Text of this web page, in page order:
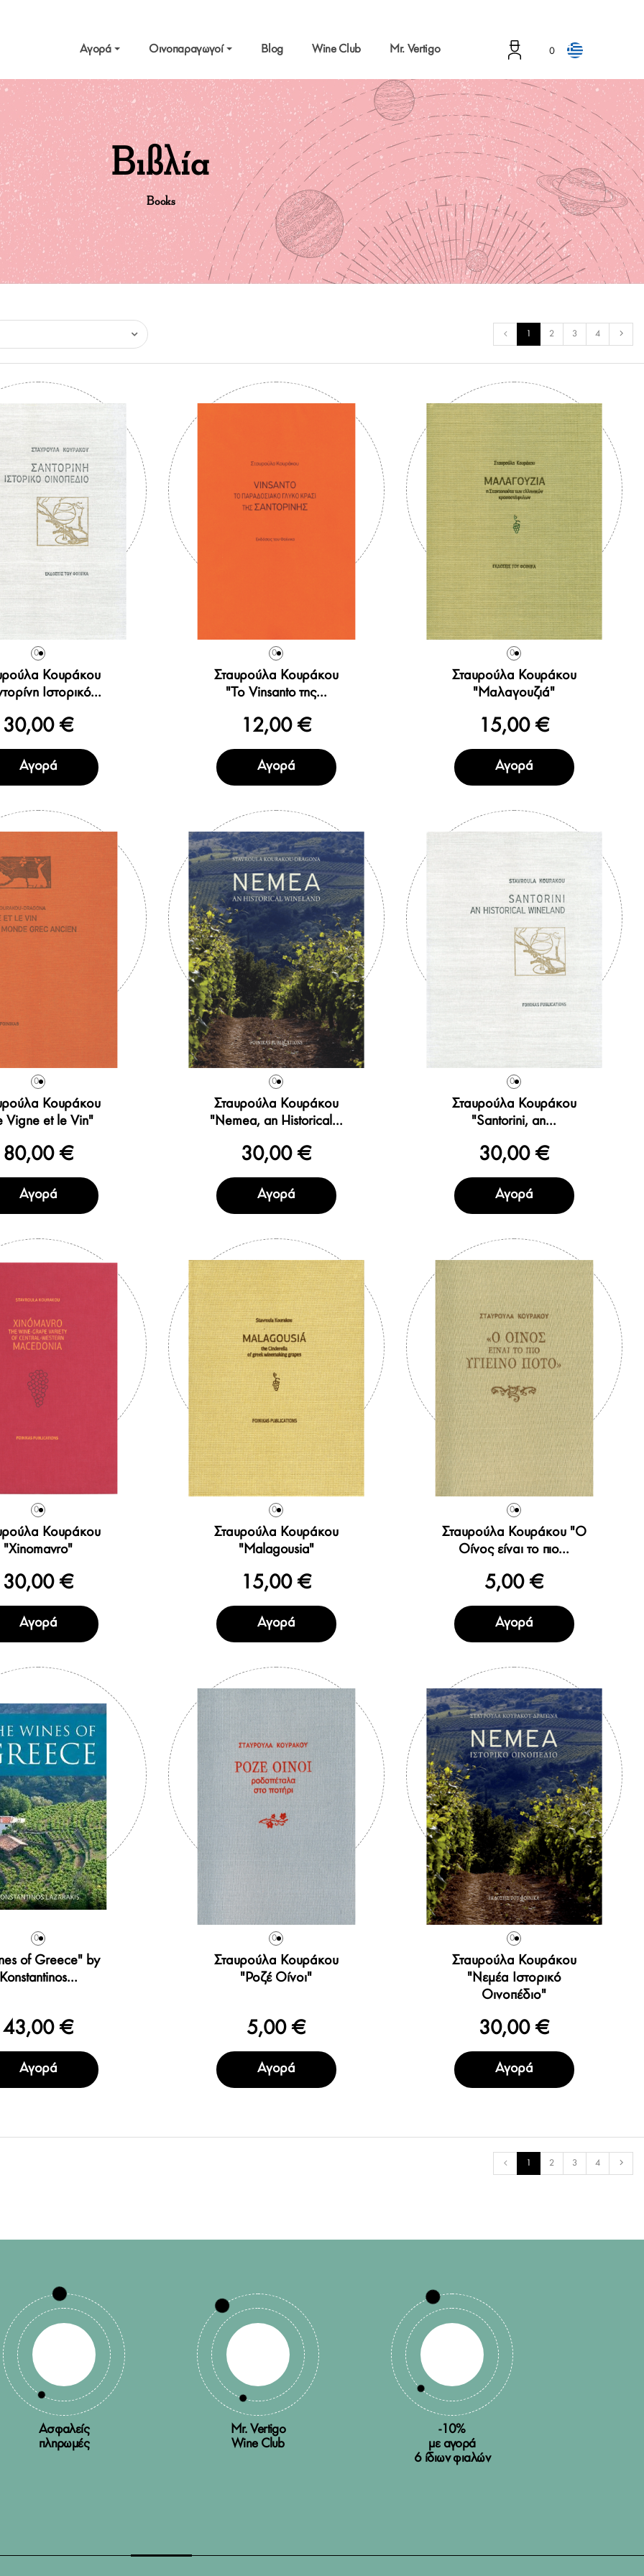
Αγορά Οινοπαραγωγοί Blog Wine Club Mr. Vertigo 0
Βιβλία
Books
1 2 3 4
0
Κουράκου
Ιστορικό...
30,00 €
Αγορά
0
Σταυρούλα Κουράκου
"Το Vinsanto της...
12,00 €
Αγορά
0
Σταυρούλα Κουράκου
"Μαλαγουζιά"
15,00 €
Αγορά
0
Κουράκου
Vigne et le Vin"
80,00 €
Αγορά
0
Σταυρούλα Κουράκου
"Nemea, an Historical...
30,00 €
Αγορά
0
Σταυρούλα Κουράκου
"Santorini, an...
30,00 €
Αγορά
0
Κουράκου
"Xinomavro"
30,00 €
Αγορά
0
Σταυρούλα Κουράκου
"Malagousia"
15,00 €
Αγορά
0
Σταυρούλα Κουράκου "Ο
Οίνος είναι το πιο...
5,00 €
Αγορά
0
of Greece" by
43,00 €
Αγορά
0
Σταυρούλα Κουράκου
"Ροζέ Οίνοι"
5,00 €
Αγορά
0
Σταυρούλα Κουράκου
"Νεμέα Ιστορικό
Οινοπέδιο"
30,00 €
Αγορά
1 2 3 4
Ασφαλείς
πληρωμές
Mr. Vertigo
Wine Club
-10%
με αγορά
6 ίδιων φιαλών